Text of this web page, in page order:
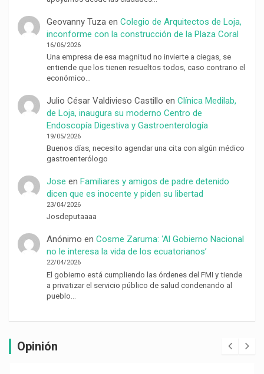
Geovanny Tuza en Colegio de Arquitectos de Loja,
inconforme con la construcción de la Plaza Coral
16/06/2026
Una empresa de esa magnitud no invierte a ciegas, se
entiende que los tienen resueltos todos, caso contrario el
económico…
Julio César Valdivieso Castillo en Clínica Medilab,
de Loja, inaugura su moderno Centro de
Endoscopía Digestiva y Gastroenterología
19/05/2026
Buenos días, necesito agendar una cita con algún médico
gastroenterólogo
Jose en Familiares y amigos de padre detenido
dicen que es inocente y piden su libertad
23/04/2026
Josdeputaaaa
Anónimo en Cosme Zaruma: ‘Al Gobierno Nacional
no le interesa la vida de los ecuatorianos’
22/04/2026
El gobierno está cumpliendo las órdenes del FMI y tiende
a privatizar el servicio público de salud condenando al
pueblo…
Opinión